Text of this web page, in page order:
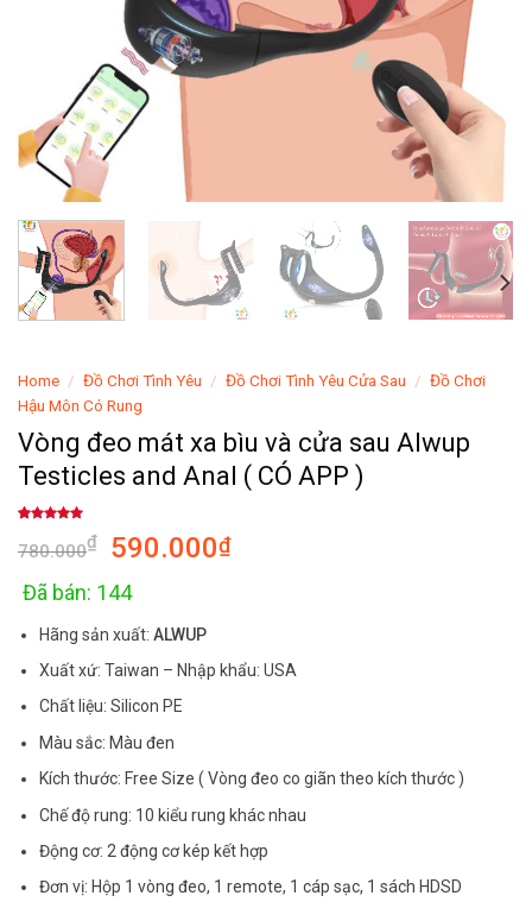
Home / Đồ Chơi Tình Yêu / Đồ Chơi Tình Yêu Cửa Sau / Đồ Chơi
Hậu Môn Có Rung
Vòng đeo mát xa bìu và cửa sau Alwup
Testicles and Anal ( CÓ APP )
out of 5
based on
ratings
780.000₫ 590.000₫
Đã bán: 144
Hãng sản xuất:ALWUP
Xuất xứ: Taiwan – Nhập khẩu: USA
Chất liệu: Silicon PE
Màu sắc: Màu đen
Kích thước: Free Size ( Vòng đeo co giãn theo kích thước )
Chế độ rung: 10 kiểu rung khác nhau
Động cơ: 2 động cơ kép kết hợp
Đơn vị: Hộp 1 vòng đeo, 1 remote, 1 cáp sạc, 1 sách HDSD